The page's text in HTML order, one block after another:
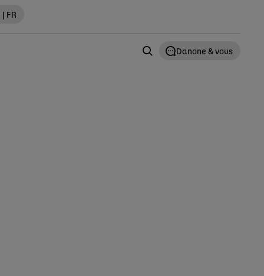
| FR
Danone & vous